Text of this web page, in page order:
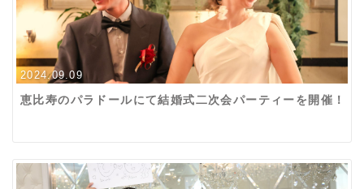
2024.09.09
恵比寿のパラドールにて結婚式二次会パーティーを開催！